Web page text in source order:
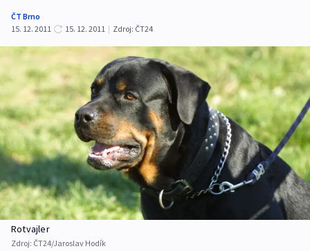
ČT Brno
15. 12. 2011
15. 12. 2011 | Zdroj: ČT24
Rotvajler
Zdroj: ČT24/Jaroslav Hodík